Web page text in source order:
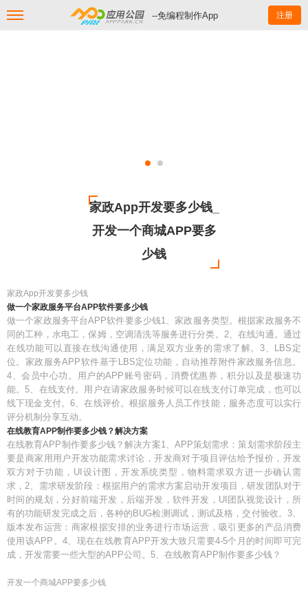
--免编程制作App 注册
家政App开发要多少钱_
开发一个商城APP要多
少钱
家政App开发要多少钱
做一个家政服务平台APP软件要多少钱
做一个家政服务平台APP软件要多少钱1、家政服务类型。根据家政服务不
同的工种，水电工，保姆，空调清洗等服务进行分类。2、在线沟通。通过
在线功能可以直接在线沟通使用，满足双方业务的需求了解。3、LBS定
位。家政服务APP软件基于LBS定位功能，自动推荐附件家政服务信息。
4、会员中心功。用户的APP账号密码，消费优惠券，积分以及是极速功
能。5、在线支付。用户在请家政服务时候可以在线支付订单完成，也可以
线下现金支付。6、在线评价。根据服务人员工作技能，服务态度可以实行
评分机制分享互动。
在线教育APP制作要多少钱？解决方案
在线教育APP制作要多少钱？解决方案1、APP策划需求：策划需求阶段主
要是商家用用户开发功能需求讨论，开发商对于项目评估给予报价，开发
双方对于功能，UI设计图，开发系统类型，物料需求双方进一步确认需
求，2、需求研发阶段：根据用户的需求方案启动开发项目，研发团队对于
时间的规划，分好前端开发，后端开发，软件开发，UI团队视觉设计，所
有的功能研发完成之后，各种的BUG检测调试，测试及格，交付验收。3、
版本发布运营：商家根据安排的业务进行市场运营，吸引更多的产品消费
使用该APP。4、现在在线教育APP开发大致只需要4-5个月的时间即可完
成，开发需要一些大型的APP公司。5、在线教育APP制作要多少钱？
开发一个商城APP要多少钱